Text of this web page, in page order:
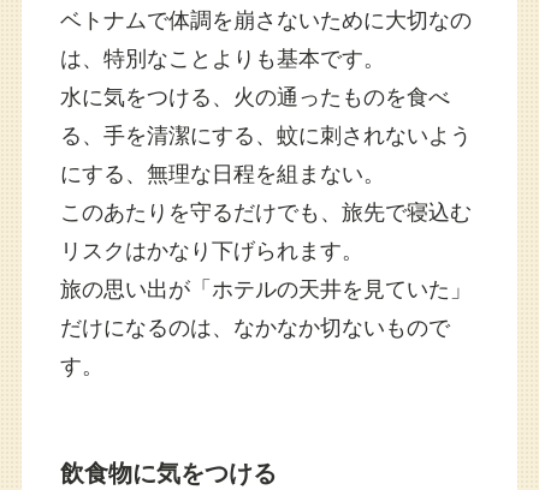
ベトナムで体調を崩さないために大切なの
は、特別なことよりも基本です。
水に気をつける、火の通ったものを食べ
る、手を清潔にする、蚊に刺されないよう
にする、無理な日程を組まない。
このあたりを守るだけでも、旅先で寝込む
リスクはかなり下げられます。
旅の思い出が「ホテルの天井を見ていた」
だけになるのは、なかなか切ないもので
す。
飲食物に気をつける